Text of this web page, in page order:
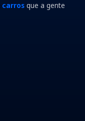
carros que a gente